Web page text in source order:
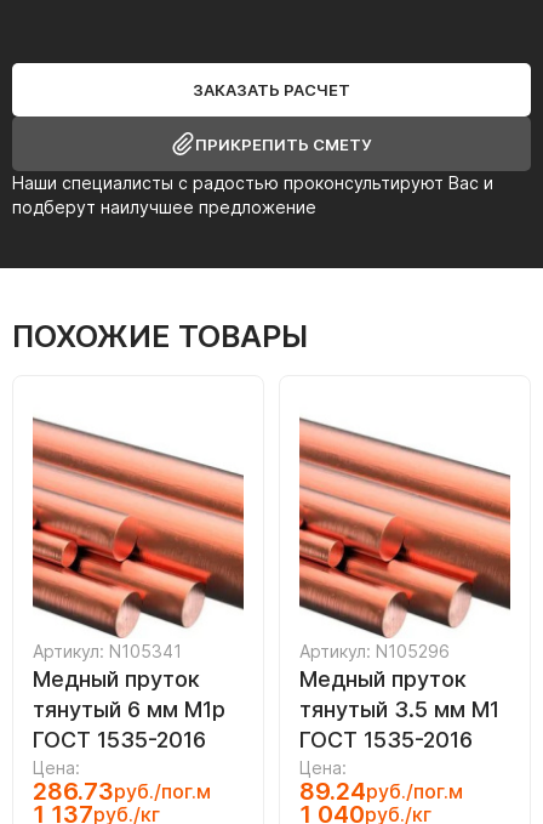
Наши специалисты с радостью проконсультируют Вас и
подберут наилучшее предложение
ЗАКАЗАТЬ РАСЧЕТ
ПРИКРЕПИТЬ СМЕТУ
ПОХОЖИЕ ТОВАРЫ
Артикул: N105341
Медный пруток
тянутый 6 мм М1р
ГОСТ 1535-2016
Цена:
286.73руб./пог.м
1 137руб./кг
Артикул: N105296
Медный пруток
тянутый 3.5 мм М1
ГОСТ 1535-2016
Цена:
89.24руб./пог.м
1 040руб./кг